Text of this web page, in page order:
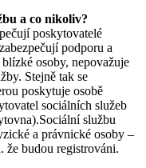
a co nikoliv?
poskytovatelé
podporu a
osoby, nepovažuje
Stejně tak se
poskytuje osobě
sociálních služeb
službu
a právnické osoby –
že budou registrováni.